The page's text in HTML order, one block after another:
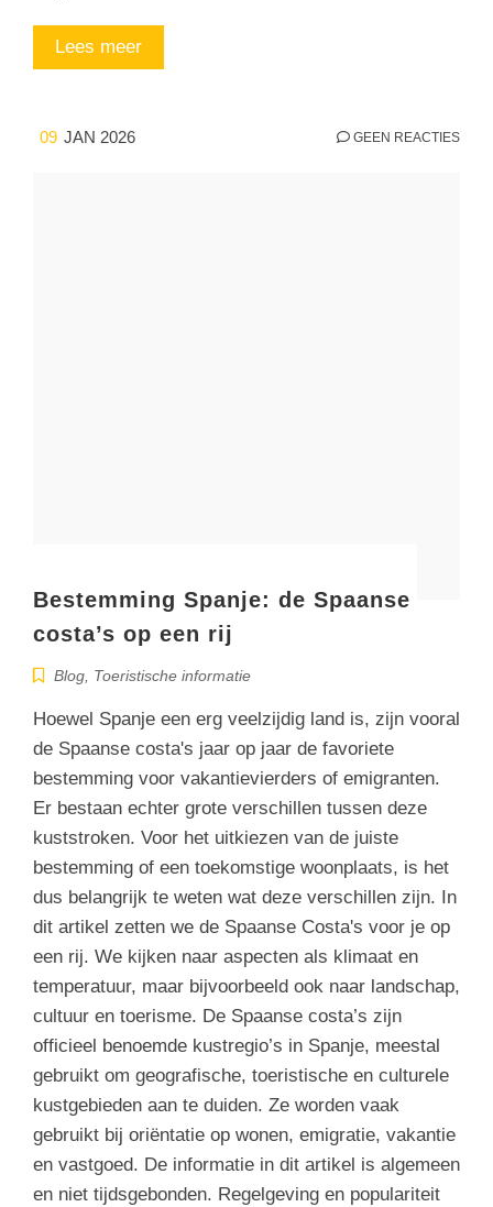
Lees meer
09 JAN 2026 GEEN REACTIES
Bestemming Spanje: de Spaanse
costa’s op een rij
Blog Toeristische informatie
Hoewel Spanje een erg veelzijdig land is, zijn vooral
de Spaanse costa's jaar op jaar de favoriete
bestemming voor vakantievierders of emigranten.
Er bestaan echter grote verschillen tussen deze
kuststroken. Voor het uitkiezen van de juiste
bestemming of een toekomstige woonplaats, is het
dus belangrijk te weten wat deze verschillen zijn. In
dit artikel zetten we de Spaanse Costa's voor je op
een rij. We kijken naar aspecten als klimaat en
temperatuur, maar bijvoorbeeld ook naar landschap,
cultuur en toerisme. De Spaanse costa’s zijn
officieel benoemde kustregio’s in Spanje, meestal
gebruikt om geografische, toeristische en culturele
kustgebieden aan te duiden. Ze worden vaak
gebruikt bij oriëntatie op wonen, emigratie, vakantie
en vastgoed. De informatie in dit artikel is algemeen
en niet tijdsgebonden. Regelgeving en populariteit